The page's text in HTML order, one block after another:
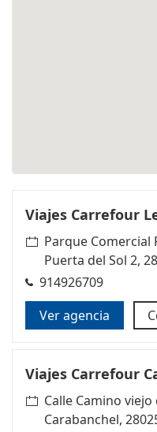
Viajes Carrefour
Parque Comercial
Puerta del Sol 2,
914926709
Ver agencia
Viajes Carrefour
Calle Camino viejo
Carabanchel,